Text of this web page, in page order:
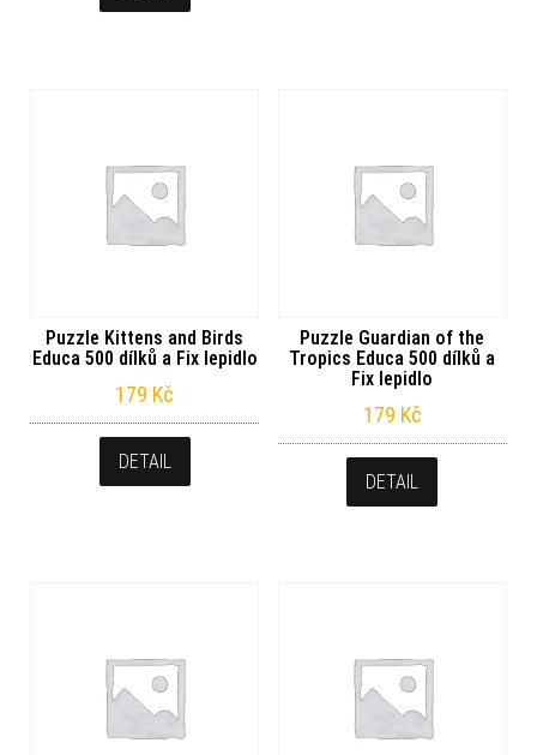
Puzzle Kittens and Birds
Educa 500 dílků a Fix lepidlo
179 Kč
DETAIL
Puzzle Guardian of the
Tropics Educa 500 dílků a
Fix lepidlo
179 Kč
DETAIL